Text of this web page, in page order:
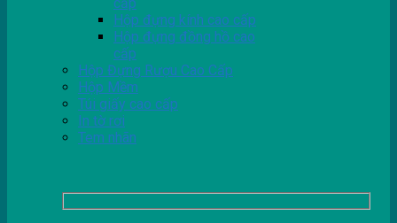
Hộp đựng kính cao cấp
Hộp đựng đồng hồ cao
cấp
Hộp Đựng Rượu Cao Cấp
Hộp Mềm
Túi giấy cao cấp
In tờ rơi
Tem nhãn